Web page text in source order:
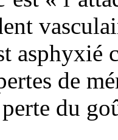
asphyxié
de
du